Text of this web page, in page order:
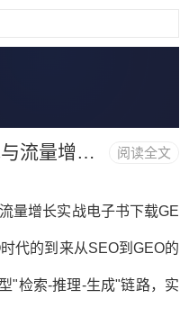
阅读全文
子书下载
量增长实战电子书下载GE
代的到来从SEO到GEO的
"检索-推理-生成"链路，实